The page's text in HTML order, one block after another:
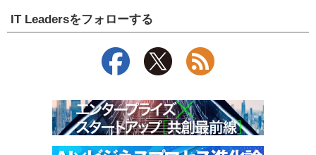
IT Leadersをフォローする